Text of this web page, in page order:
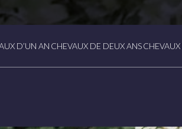
D’UN AN CHEVAUX DE DEUX ANS